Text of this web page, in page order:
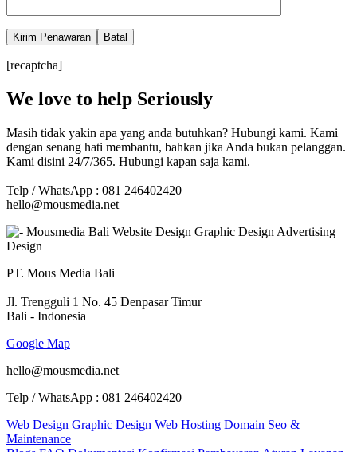
Batal
[recaptcha]
We love to help Seriously
Masih tidak yakin apa yang anda butuhkan? Hubungi kami. Kami
dengan senang hati membantu, bahkan jika Anda bukan pelanggan.
Kami disini 24/7/365. Hubungi kapan saja kami.
Telp / WhatsApp : 081 246402420
hello@mousmedia.net
PT. Mous Media Bali
Jl. Trengguli 1 No. 45 Denpasar Timur
Bali - Indonesia
Google Map
hello@mousmedia.net
Telp / WhatsApp : 081 246402420
Web Design Graphic Design Web Hosting Domain Seo &
Maintenance